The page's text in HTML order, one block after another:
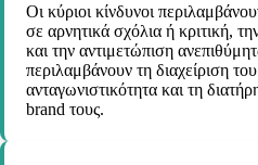
Οι κύριοι κίνδυνοι
σε αρνητικά σχόλια ή κριτική,
και την αντιμετώπιση
περιλαμβάνουν τη διαχείριση
ανταγωνιστικότητα και τη
brand τους.